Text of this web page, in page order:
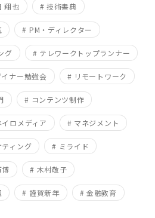
翔也 # 技術書典
# PM・ディレクター
グ # テレワークトップランナー
ナー勉強会 # リモートワーク
# コンテンツ制作
ロメディア # マネジメント
ィング # ミライド
# 木村敬子
# 謹賀新年 # 金融教育